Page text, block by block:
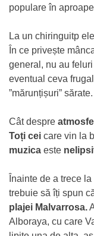
populare în
La un chiringuitp
În ce privește
general, nu au
eventual ceva
”mărunțișuri” sărate.
Cât despre
Toți cei care vin la
muzica este
Înainte de a trece
trebuie să îți spun
plajei Malvarrosa.
Alboraya, cu care